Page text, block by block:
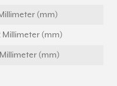
(mm)
Millimeter (mm)
(mm)